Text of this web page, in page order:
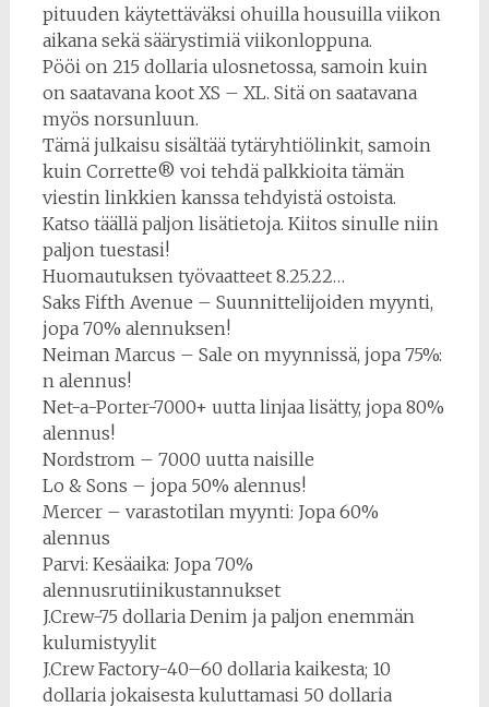
pituuden käytettäväksi ohuilla housuilla viikon
aikana sekä säärystimiä viikonloppuna.
Pööi on 215 dollaria ulosnetossa, samoin kuin
on saatavana koot XS – XL. Sitä on saatavana
myös norsunluun.
Tämä julkaisu sisältää tytäryhtiölinkit, samoin
kuin Corrette® voi tehdä palkkioita tämän
viestin linkkien kanssa tehdyistä ostoista.
Katso täällä paljon lisätietoja. Kiitos sinulle niin
paljon tuestasi!
Huomautuksen työvaatteet 8.25.22…
Saks Fifth Avenue – Suunnittelijoiden myynti,
jopa 70% alennuksen!
Neiman Marcus – Sale on myynnissä, jopa 75%:
n alennus!
Net-a-Porter-7000+ uutta linjaa lisätty, jopa 80%
alennus!
Nordstrom – 7000 uutta naisille
Lo & Sons – jopa 50% alennus!
Mercer – varastotilan myynti: Jopa 60%
alennus
Parvi: Kesäaika: Jopa 70%
alennusrutiinikustannukset
J.Crew-75 dollaria Denim ja paljon enemmän
kulumistyylit
J.Crew Factory-40–60 dollaria kaikesta; 10
dollaria jokaisesta kuluttamasi 50 dollaria